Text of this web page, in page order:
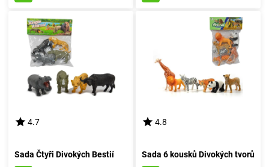
4.7
Sada Čtyři Divokých Bestií
4.8
Sada 6 kousků Divokých tvorů